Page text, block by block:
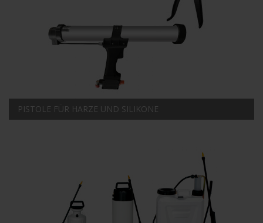
PISTOLE FÜR HARZE UND SILIKONE